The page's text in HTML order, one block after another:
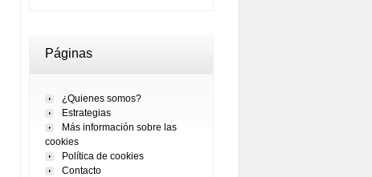
Páginas
¿Quienes somos?
Estrategias
Más información sobre las
cookies
Política de cookies
Contacto